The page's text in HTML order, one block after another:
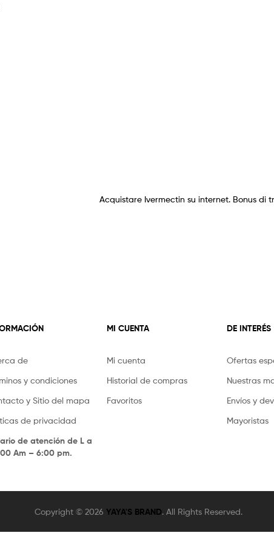
Acquistare Ivermectin su internet. Bonus di
de
y condiciones
y Sitio del mapa
de privacidad
de atención de L a
Am – 6:00 pm.
MI CUENTA
Mi cuenta
Historial de compras
Favoritos
DE INTERÉS
Ofertas
Nuestras
Envíos y
Mayoristas
Copyright © 2026 YAYA'S BRAND. All Rights Reserved.